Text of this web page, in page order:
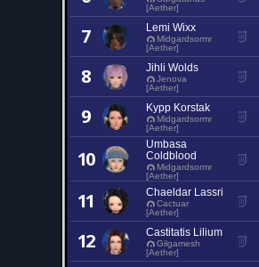
[Aether]
7 Lemi Wixx
Midgardsormr
[Aether]
8 Jihli Wolds
Jenova
[Aether]
9 Kypp Korstak
Midgardsormr
[Aether]
10
Umbasa
Coldblood
Midgardsormr
[Aether]
11 Chaeldar Lassri
Cactuar
[Aether]
12 Castitatis Lilium
Gilgamesh
[Aether]